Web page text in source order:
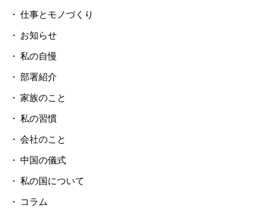
仕事とモノづくり
お知らせ
私の自慢
部署紹介
家族のこと
私の習慣
会社のこと
中国の儀式
私の国について
コラム